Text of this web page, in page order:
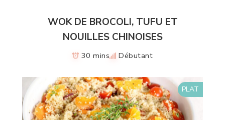
WOK DE BROCOLI, TUFU ET
NOUILLES CHINOISES
30 mins Débutant
PLAT